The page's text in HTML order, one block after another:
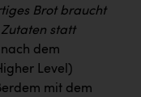
Brot braucht
statt
dem
Level)
mit dem